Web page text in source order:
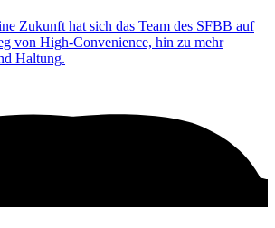
Zukunft hat sich das Team des SFBB auf
von High-Convenience, hin zu mehr
Haltung.